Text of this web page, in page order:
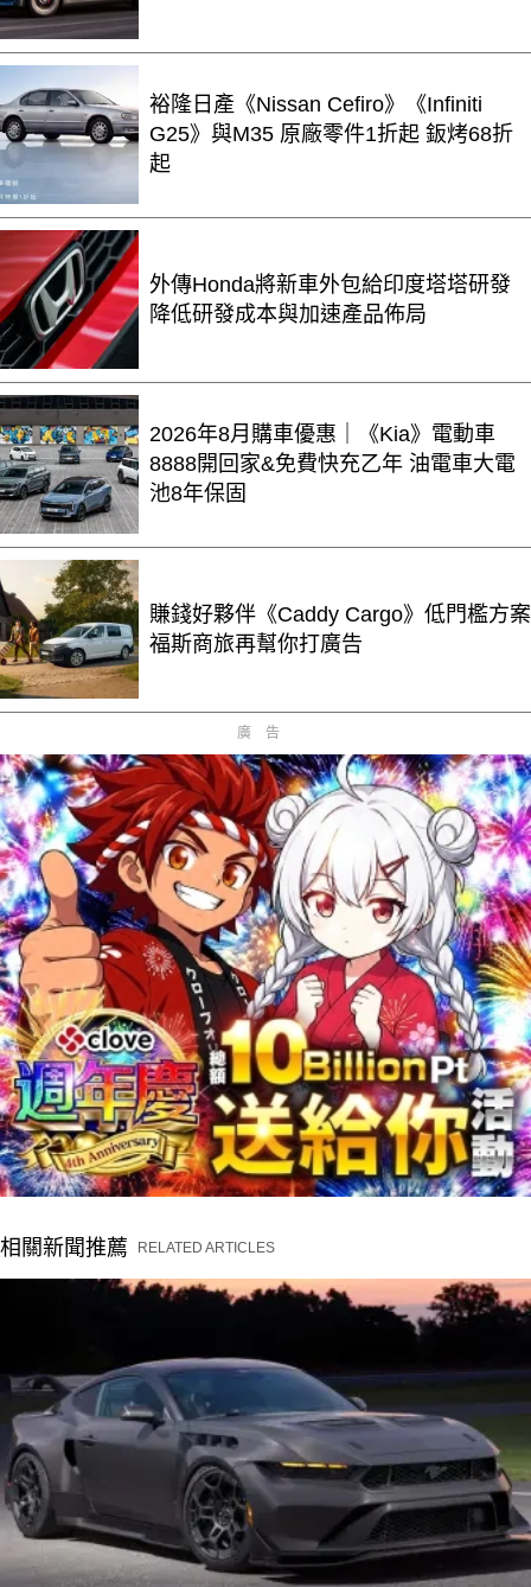
裕隆日產《Nissan Cefiro》《Infiniti
G25》與M35 原廠零件1折起 鈑烤68折
起
外傳Honda將新車外包給印度塔塔研發
降低研發成本與加速產品佈局
2026年8月購車優惠｜《Kia》電動車
8888開回家&免費快充乙年 油電車大電
池8年保固
賺錢好夥伴《Caddy Cargo》低門檻方案
福斯商旅再幫你打廣告
廣告
相關新聞推薦 RELATED ARTICLES